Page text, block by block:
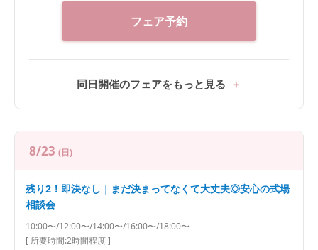
フェア予約
同日開催のフェアをもっと見る
8/23 (日)
残り2！即決なし｜まだ決まってなくて大丈夫◎安心の式場
相談会
10:00〜/12:00〜/14:00〜/16:00〜/18:00〜
[ 所要時間:2時間程度]